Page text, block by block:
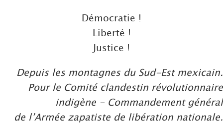
Démocratie !
Liberté !
Justice !
Depuis les montagnes du Sud-Est mexicain.
Pour le Comité clandestin révolutionnaire
indigène - Commandement général
de l’Armée zapatiste de libération nationale.